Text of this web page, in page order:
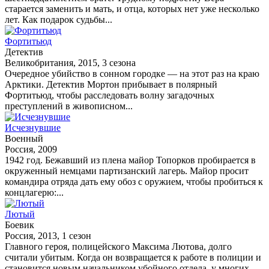
старается заменить и мать, и отца, которых нет уже несколько
лет. Как подарок судьбы...
Фортитьюд
Детектив
Великобритания, 2015, 3 сезона
Очередное убийство в сонном городке — на этот раз на краю
Арктики. Детектив Мортон прибывает в полярный
Фортитьюд, чтобы расследовать волну загадочных
преступлений в живописном...
Исчезнувшие
Военный
Россия, 2009
1942 год. Бежавший из плена майор Топорков пробирается в
окруженный немцами партизанский лагерь. Майор просит
командира отряда дать ему обоз с оружием, чтобы пробиться к
концлагерю:...
Лютый
Боевик
Россия, 2013, 1 сезон
Главного героя, полицейского Максима Лютова, долго
считали убитым. Когда он возвращается к работе в полиции и